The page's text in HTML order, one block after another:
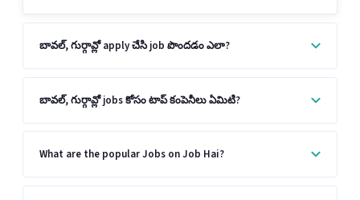
బావల్, గుర్గావ్లో apply చేసి job పొందడం ఎలా?
బావల్, గుర్గావ్లో jobs కోసం టాప్ కంపెనీలు ఏమిటి?
What are the popular Jobs on Job Hai?